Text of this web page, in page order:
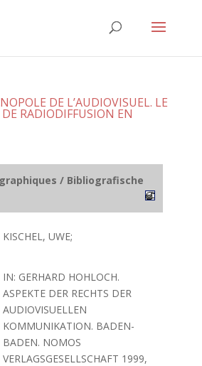
DE L’AUDIOVISUEL. LE
RADIODIFFUSION EN
/ Bibliografische
KISCHEL, UWE;
IN: GERHARD HOHLOCH.
ASPEKTE DER RECHTS DER
AUDIOVISUELLEN
KOMMUNIKATION. BADEN-
BADEN. NOMOS
VERLAGSGESELLSCHAFT 1999,